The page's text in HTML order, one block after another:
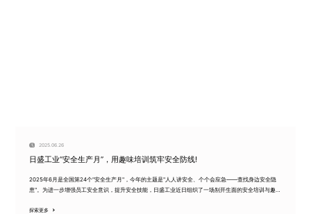
2025.06.26
日盛工业“安全生产月”，用趣味培训筑牢安全防线!
2025年6月是全国第24个"安全生产月"，今年的主题是"人人讲安全、个个会应急——查找身边安全隐
患"。为进一步增强员工安全意识，提升安全技能，日盛工业近日组织了一场别开生面的安全培训与趣味
探索更多